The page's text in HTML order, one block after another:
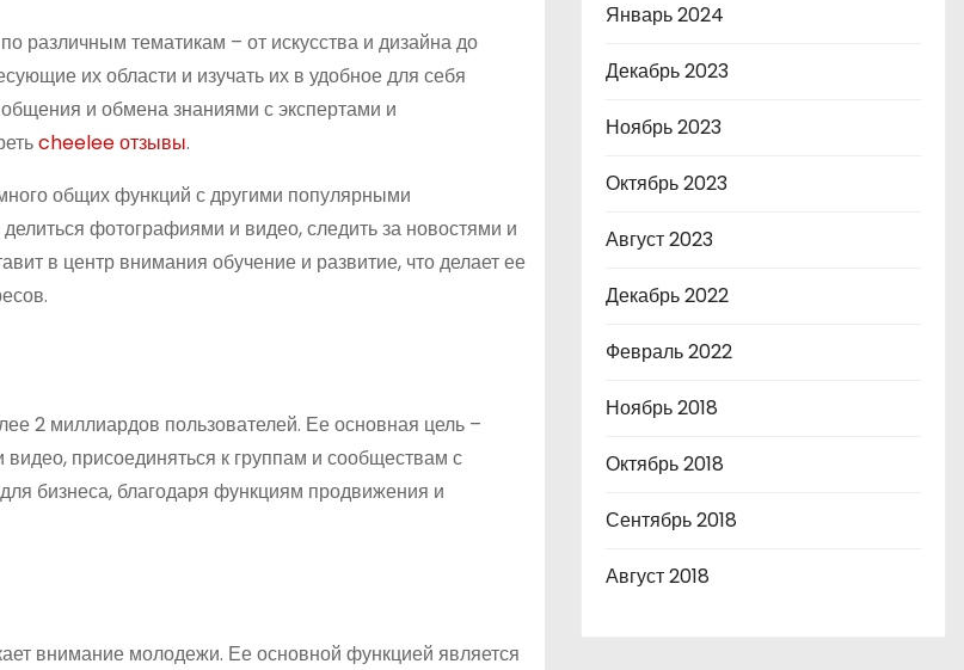
различным тематикам – от искусства и дизайна до
их области и изучать их в удобное для себя
и обмена знаниями с экспертами и
cheelee отзывы.
общих функций с другими популярными
фотографиями и видео, следить за новостями и
в центр внимания обучение и развитие, что делает ее
2 миллиардов пользователей. Ее основная цель –
присоединяться к группам и сообществам с
бизнеса, благодаря функциям продвижения и
внимание молодежи. Ее основной функцией является
Январь 2024
Декабрь 2023
Ноябрь 2023
Октябрь 2023
Август 2023
Декабрь 2022
Февраль 2022
Ноябрь 2018
Октябрь 2018
Сентябрь 2018
Август 2018